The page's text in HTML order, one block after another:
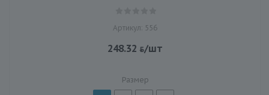
Артикул: 556
248.32 /шт
Размер